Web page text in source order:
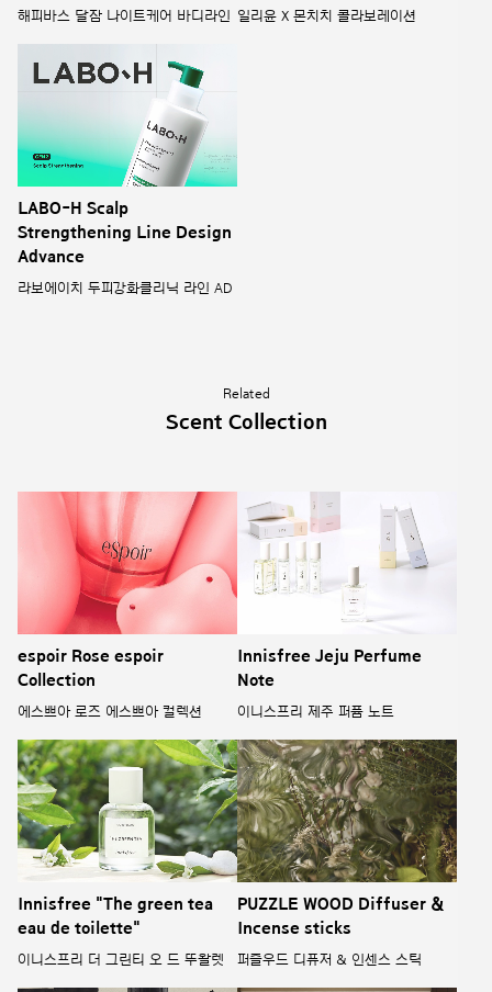
해피바스 달잠 나이트케어 바디라인 일리윤 X 몬치치 콜라보레이션
LABO-H Scalp
Strengthening Line Design
Advance
라보에이치 두피강화클리닉 라인 AD
Related
Scent Collection
espoir Rose espoir
Collection
에스쁘아 로즈 에스쁘아 컬렉션
Innisfree Jeju Perfume
Note
이니스프리 제주 퍼퓸 노트
Innisfree "The green tea
eau de toilette"
이니스프리 더 그린티 오 드 뚜왈렛
PUZZLE WOOD Diffuser &
Incense sticks
퍼즐우드 디퓨저 & 인센스 스틱